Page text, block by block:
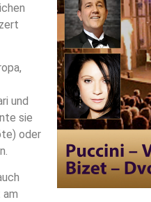
und
sie
oder